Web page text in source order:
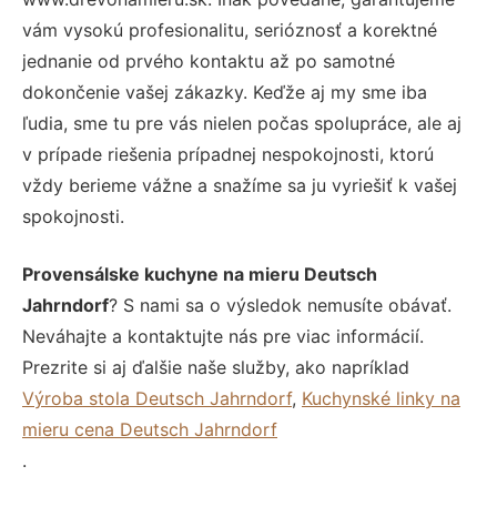
vám vysokú profesionalitu, serióznosť a korektné
jednanie od prvého kontaktu až po samotné
dokončenie vašej zákazky. Keďže aj my sme iba
ľudia, sme tu pre vás nielen počas spolupráce, ale aj
v prípade riešenia prípadnej nespokojnosti, ktorú
vždy berieme vážne a snažíme sa ju vyriešiť k vašej
spokojnosti.
Provensálske kuchyne na mieru Deutsch
Jahrndorf? S nami sa o výsledok nemusíte obávať.
Neváhajte a kontaktujte nás pre viac informácií.
Prezrite si aj ďalšie naše služby, ako napríklad
Výroba stola Deutsch Jahrndorf, Kuchynské linky na
mieru cena Deutsch Jahrndorf
.